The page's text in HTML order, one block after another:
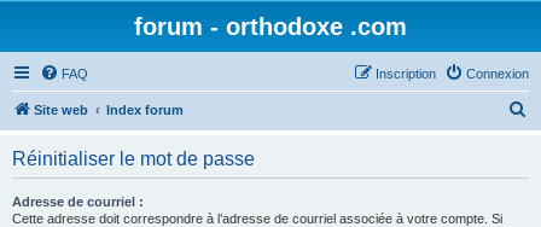
forum - orthodoxe .com
FAQ Connexion
Inscription
Site web Index forum
Réinitialiser le mot de passe
Adresse de courriel :
Cette adresse doit correspondre à l’adresse de courriel associée à votre compte. Si